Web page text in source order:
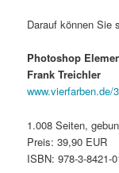
Darauf können Sie
Photoshop
Frank Treichler
www.vierfarben.de/
1.008 Seiten,
Preis: 39,90 EUR
ISBN: 978-3-8421-